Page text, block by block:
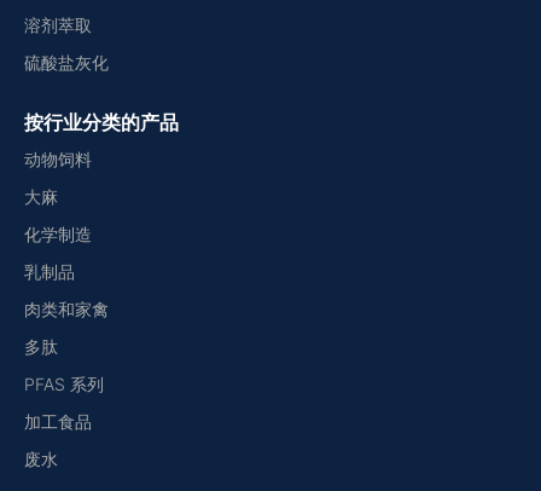
溶剂萃取
硫酸盐灰化
按行业分类的产品
动物饲料
大麻
化学制造
乳制品
肉类和家禽
多肽
PFAS 系列
加工食品
废水